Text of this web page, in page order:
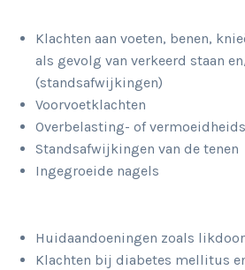
Klachten aan voeten, benen,
als gevolg van verkeerd staan
(standsafwijkingen)
Voorvoetklachten
Overbelasting- of
Standsafwijkingen van de tenen
Ingegroeide nagels
Huidaandoeningen zoals
Klachten bij diabetes mellitus